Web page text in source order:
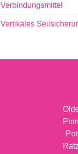
Verbindungsmittel
Vertikales